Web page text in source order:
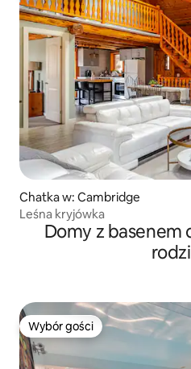
Chatka w: Cambridge
Leśna kryjówka
Domy z basenem
Wybór gości
Wybór gości